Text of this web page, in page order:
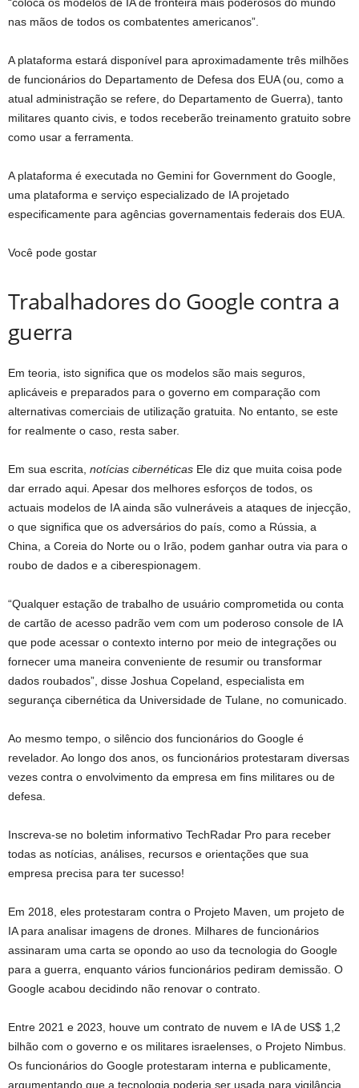
nas mãos de todos os combatentes americanos”.
A plataforma estará disponível para aproximadamente três milhões
de funcionários do Departamento de Defesa dos EUA (ou, como a
atual administração se refere, do Departamento de Guerra), tanto
militares quanto civis, e todos receberão treinamento gratuito sobre
como usar a ferramenta.
A plataforma é executada no Gemini for Government do Google,
uma plataforma e serviço especializado de IA projetado
especificamente para agências governamentais federais dos EUA.
Você pode gostar
Trabalhadores do Google contra a
guerra
Em teoria, isto significa que os modelos são mais seguros,
aplicáveis ​​e preparados para o governo em comparação com
alternativas comerciais de utilização gratuita. No entanto, se este
for realmente o caso, resta saber.
Em sua escrita, notícias cibernéticas Ele diz que muita coisa pode
dar errado aqui. Apesar dos melhores esforços de todos, os
actuais modelos de IA ainda são vulneráveis ​​a ataques de injecção,
o que significa que os adversários do país, como a Rússia, a
China, a Coreia do Norte ou o Irão, podem ganhar outra via para o
roubo de dados e a ciberespionagem.
“Qualquer estação de trabalho de usuário comprometida ou conta
de cartão de acesso padrão vem com um poderoso console de IA
que pode acessar o contexto interno por meio de integrações ou
fornecer uma maneira conveniente de resumir ou transformar
dados roubados”, disse Joshua Copeland, especialista em
segurança cibernética da Universidade de Tulane, no comunicado.
Ao mesmo tempo, o silêncio dos funcionários do Google é
revelador. Ao longo dos anos, os funcionários protestaram diversas
vezes contra o envolvimento da empresa em fins militares ou de
defesa.
Inscreva-se no boletim informativo TechRadar Pro para receber
todas as notícias, análises, recursos e orientações que sua
empresa precisa para ter sucesso!
Em 2018, eles protestaram contra o Projeto Maven, um projeto de
IA para analisar imagens de drones. Milhares de funcionários
assinaram uma carta se opondo ao uso da tecnologia do Google
para a guerra, enquanto vários funcionários pediram demissão. O
Google acabou decidindo não renovar o contrato.
Entre 2021 e 2023, houve um contrato de nuvem e IA de US$ 1,2
bilhão com o governo e os militares israelenses, o Projeto Nimbus.
Os funcionários do Google protestaram interna e publicamente,
argumentando que a tecnologia poderia ser usada para vigilância,